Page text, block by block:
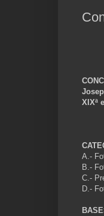
XIXª
A.-
B.-
C.-
D.-